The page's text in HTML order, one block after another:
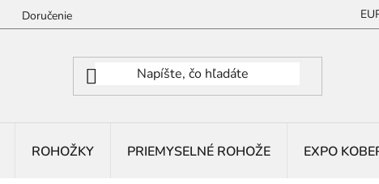
Doručenie
ROHOŽKY PRIEMYSELNÉ ROHOŽE EXPO